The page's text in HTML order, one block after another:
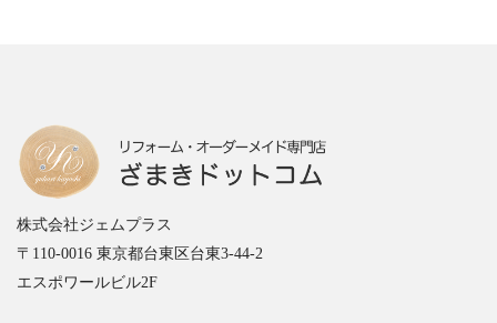
株式会社ジェムプラス
〒110-0016 東京都台東区台東3-44-2
エスポワールビル2F